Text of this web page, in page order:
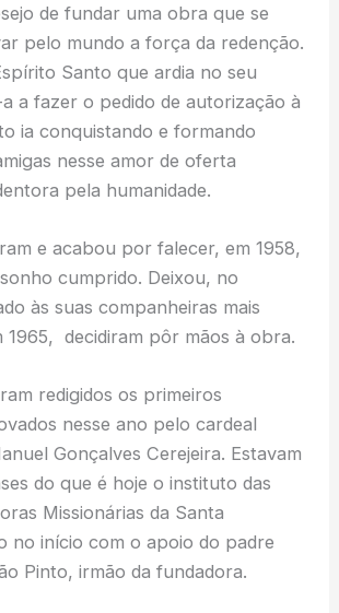
de fundar uma obra que se
pelo mundo a força da redenção.
Santo que ardia no seu
a fazer o pedido de autorização à
ia conquistando e formando
nesse amor de oferta
pela humanidade.
e acabou por falecer, em 1958,
cumprido. Deixou, no
às suas companheiras mais
1965, decidiram pôr mãos à obra.
redigidos os primeiros
nesse ano pelo cardeal
Gonçalves Cerejeira. Estavam
do que é hoje o instituto das
Missionárias da Santa
no início com o apoio do padre
Pinto, irmão da fundadora.